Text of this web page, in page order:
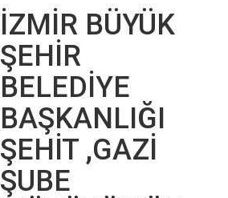
İZMİR BÜYÜK
ŞEHİR
BELEDİYE
BAŞKANLIĞI
ŞEHİT ,GAZİ
ŞUBE